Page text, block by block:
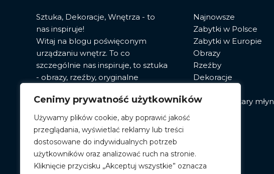
Cenimy prywatność użytkowników
Używamy plików cookie, aby poprawić jakość
przeglądania, wyświetlać reklamy lub treści
dostosowane do indywidualnych potrzeb
użytkowników oraz analizować ruch na stronie.
Kliknięcie przycisku „Akceptuj wszystkie” oznacza
Sztuka, Dekoracje, Wnętrza - to
nas inspiruje!
Witaj na blogu poświęconym
urządzaniu wnętrz. To co
szczególnie nas inspiruje, to sztuka
- obrazy, rzeźby, oryginalne
przegląd najnowszych trendów i
opisy sprawdzonych sposobów,
które zainteresują każdego
miłośnika!
Najnowsze
Zabytki w Polsce
Zabytki w Europie
Obrazy
Rzeźby
Dekoracje
Pracownia stary młyn